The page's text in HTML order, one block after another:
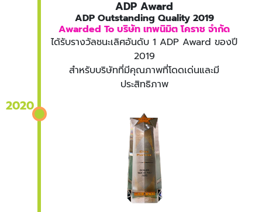
ADP Award
ADP Outstanding Quality 2019
Awarded To บริษัท เทพนิมิต โคราช จำกัด
ได้รับรางวัลชนะเลิศอันดับ 1 ADP Award ของปี
2019
สำหรับบริษัทที่มีคุณภาพที่โดดเด่นและมี
ประสิทธิภาพ
2020